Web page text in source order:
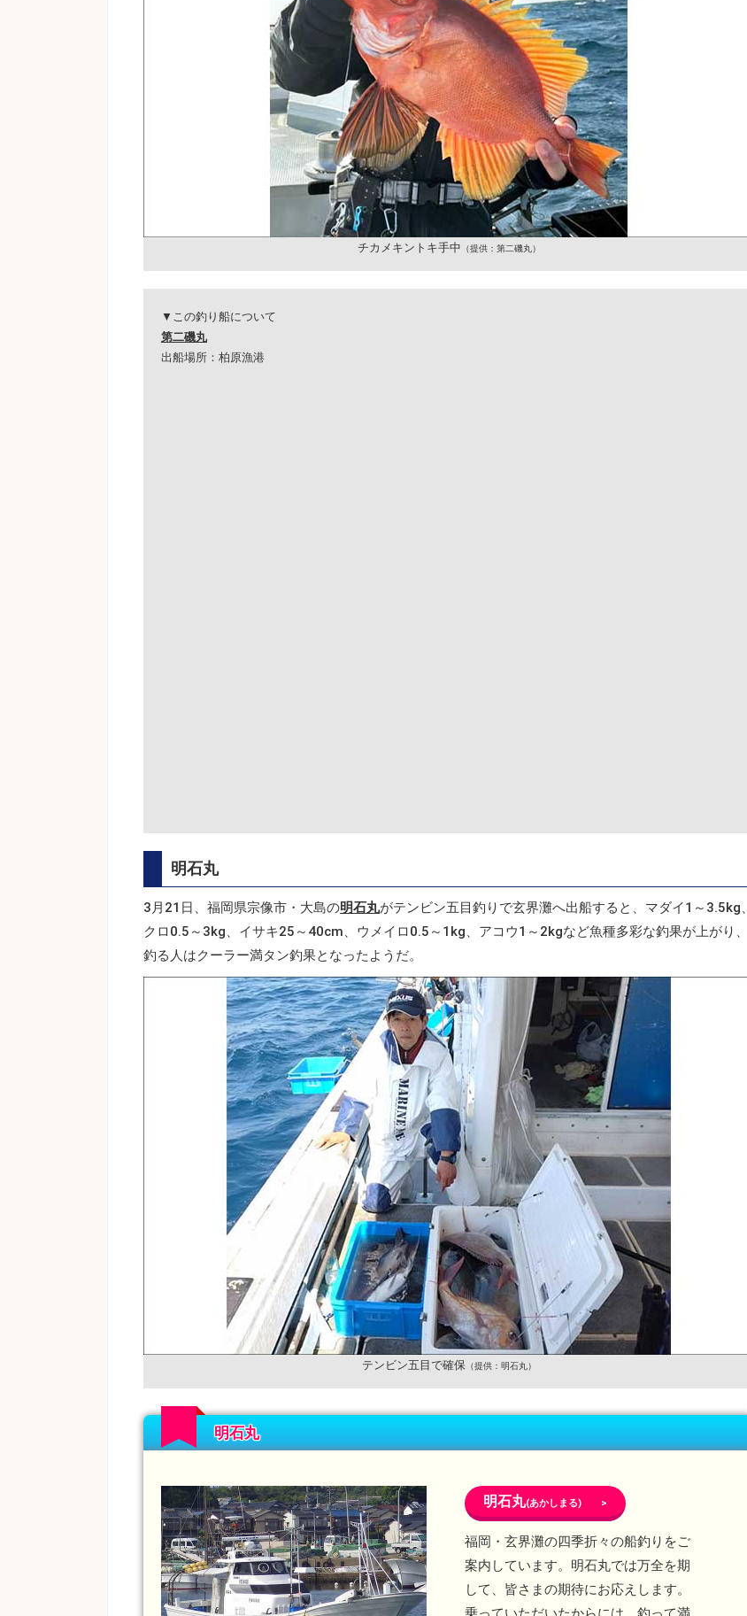
チカメキントキ手中 （提供：第二磯丸）
▼この釣り船について
第二磯丸
出船場所：柏原漁港
明石丸
3月21日、福岡県宗像市・大島の明石丸がテンビン五目釣りで玄界灘へ出船すると、マダイ1～3.5kg、
クロ0.5～3kg、イサキ25～40cm、ウメイロ0.5～1kg、アコウ1～2kgなど魚種多彩な釣果が上がり、
釣る人はクーラー満タン釣果となったようだ。
テンビン五目で確保 （提供：明石丸）
明石丸
明石丸(あかしまる) >
福岡・玄界灘の四季折々の船釣りをご
案内しています。明石丸では万全を期
して、皆さまの期待にお応えします。